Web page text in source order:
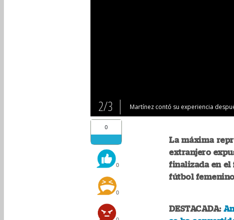
2/3 Martínez contó su experiencia
0
0
0
La máxima
extranjero
finalizada en
fútbol
DESTACADA: